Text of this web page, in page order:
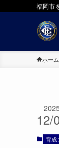
福岡市
ホーム
2025
12/
育成